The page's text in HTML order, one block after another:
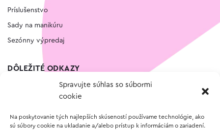
Spravujte súhlas so súbormi
cookie
Na poskytovanie tých najlepších skúseností používame technológie, ako
sú súbory cookie na ukladanie a/alebo prístup k informáciám o zariadení.
Príslušenstvo
Sady na manikúru
Sezónny výpredaj
DÔLEŽITÉ ODKAZY
Vernostný program